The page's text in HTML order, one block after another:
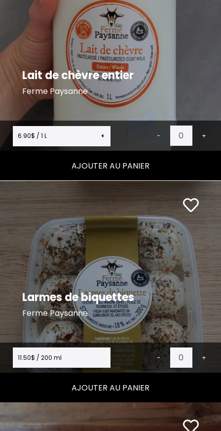
Lait de chèvre entier
Ferme Paysanne
6.90$ / 1 L - +
AJOUTER AU PANIER
Larmes de biquettes
Ferme Paysanne
11.50$ / 200 ml - +
AJOUTER AU PANIER